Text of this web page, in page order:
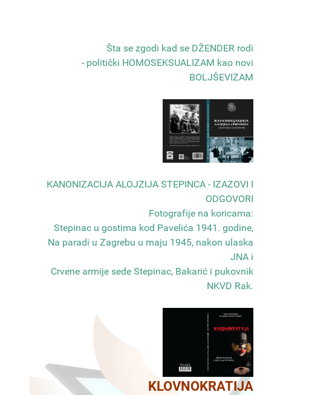
Šta se zgodi kad se DŽENDER rodi
- politički HOMOSEKSUALIZAM kao novi
BOLJŠEVIZAM
КANONIZACIJA ALOJZIJA STEPINCA - IZAZOVI I
ODGOVORI
Fotografije na koricama:
Stepinac u gostima kod Pavelića 1941. godine,
Na paradi u Zagrebu u maju 1945, nakon ulaska
JNA i
Crvene armije sede Stepinac, Bakarić i pukovnik
NKVD Rak.
KLOVNOKRATIJA